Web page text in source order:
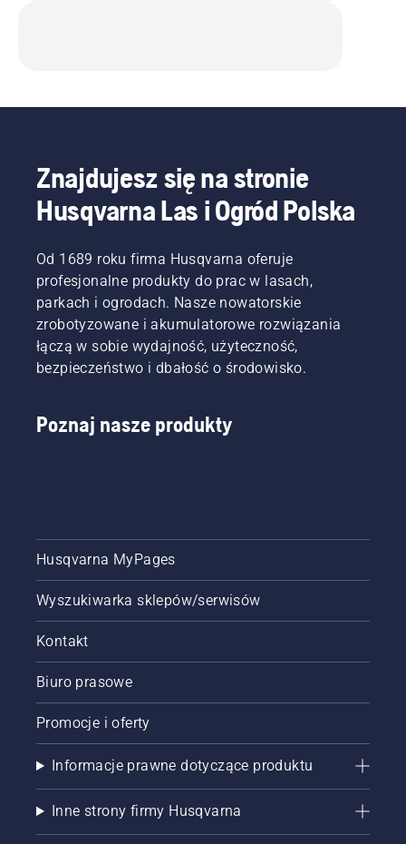
Znajdujesz się na stronie
Husqvarna Las i Ogród Polska
Od 1689 roku firma Husqvarna oferuje
profesjonalne produkty do prac w lasach,
parkach i ogrodach. Nasze nowatorskie
zrobotyzowane i akumulatorowe rozwiązania
łączą w sobie wydajność, użyteczność,
bezpieczeństwo i dbałość o środowisko.
Poznaj nasze produkty
Husqvarna MyPages
Wyszukiwarka sklepów/serwisów
Kontakt
Biuro prasowe
Promocje i oferty
Informacje prawne dotyczące produktu
Inne strony firmy Husqvarna